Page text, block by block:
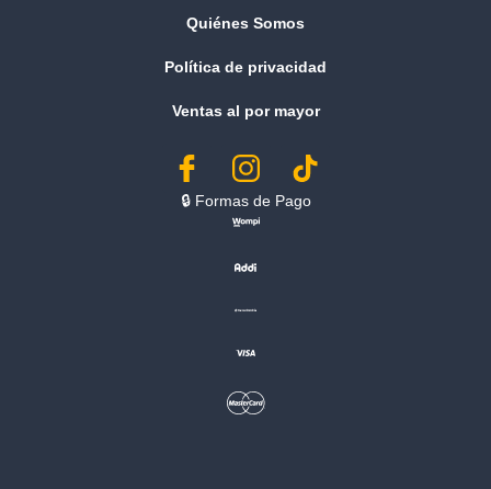
Quiénes Somos
Política de privacidad
Ventas al por mayor
🔒︎ Formas de Pago